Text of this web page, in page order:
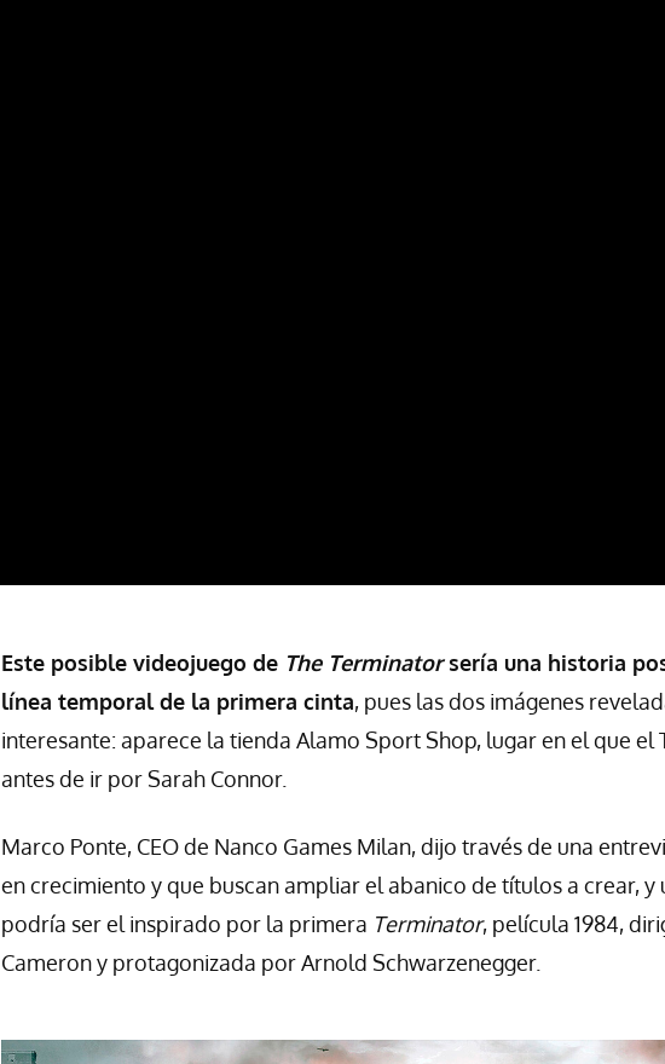
Este posible videojuego de The Terminatorsería una historia
línea temporal de la primera cinta, pues las dos imágenes
interesante: aparece la tienda Alamo Sport Shop, lugar en el que el
antes de ir por Sarah Connor.
Marco Ponte, CEO de Nanco Games Milan, dijo través de una
en crecimiento y que buscan ampliar el abanico de títulos a crear, y
podría ser el inspirado por la primera Terminator, película 1984,
Cameron y protagonizada por Arnold Schwarzenegger.